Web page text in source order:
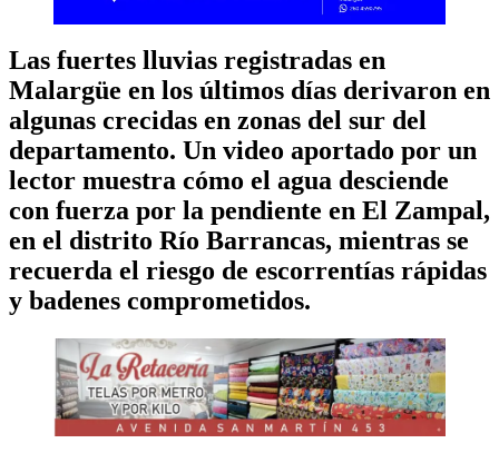
Las fuertes lluvias registradas en
Malargüe en los últimos días derivaron en
algunas crecidas en zonas del sur del
departamento. Un video aportado por un
lector muestra cómo el agua desciende
con fuerza por la pendiente en El Zampal,
en el distrito Río Barrancas, mientras se
recuerda el riesgo de escorrentías rápidas
y badenes comprometidos.